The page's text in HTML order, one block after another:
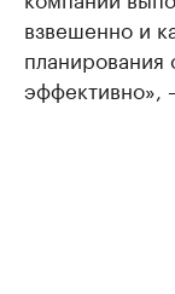
взвешенно и
эффективно»,